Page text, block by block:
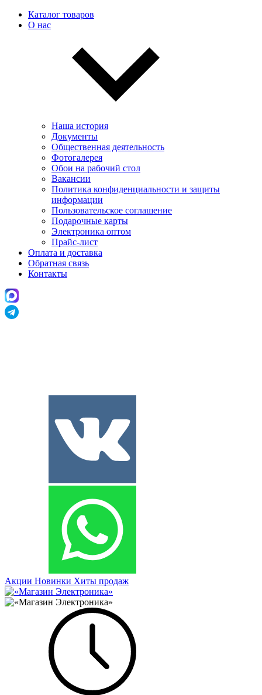
Каталог товаров
О нас
Наша история
Документы
Общественная деятельность
Фотогалерея
Обои на рабочий стол
Вакансии
Политика конфиденциальности и защиты
информации
Пользовательскоe соглашение
Подарочные карты
Электроника оптом
Прайс-лист
Оплата и доставка
Обратная связь
Контакты
Акции Новинки Хиты продаж